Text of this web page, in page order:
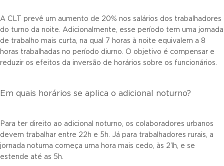
A CLT prevê um aumento de 20% nos salários dos trabalhadores
do turno da noite. Adicionalmente, esse período tem uma jornada
de trabalho mais curta, na qual 7 horas à noite equivalem a 8
horas trabalhadas no período diurno. O objetivo é compensar e
reduzir os efeitos da inversão de horários sobre os funcionários.
Em quais horários se aplica o adicional noturno?
Para ter direito ao adicional noturno, os colaboradores urbanos
devem trabalhar entre 22h e 5h. Já para trabalhadores rurais, a
jornada noturna começa uma hora mais cedo, às 21h, e se
estende até as 5h.